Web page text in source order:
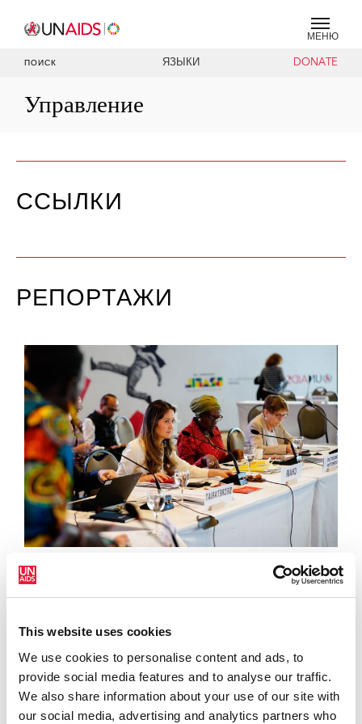
This website uses cookies
We use cookies to personalise content and ads, to
provide social media features and to analyse our traffic.
We also share information about your use of our site with
our social media, advertising and analytics partners who
МЕНЮ
ПОИСК ЯЗЫКИ DONATE
Управление
ССЫЛКИ
РЕПОРТАЖИ
19 ДЕКАБРЯ 2025
Новая Глобальная стратегия по СПИДу и Рабочая